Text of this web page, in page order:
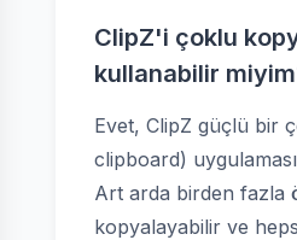
ClipZ'i çoklu
kullanabilir
Evet, ClipZ güçlü bir
clipboard)
Art arda birden fazla
kopyalayabilir ve